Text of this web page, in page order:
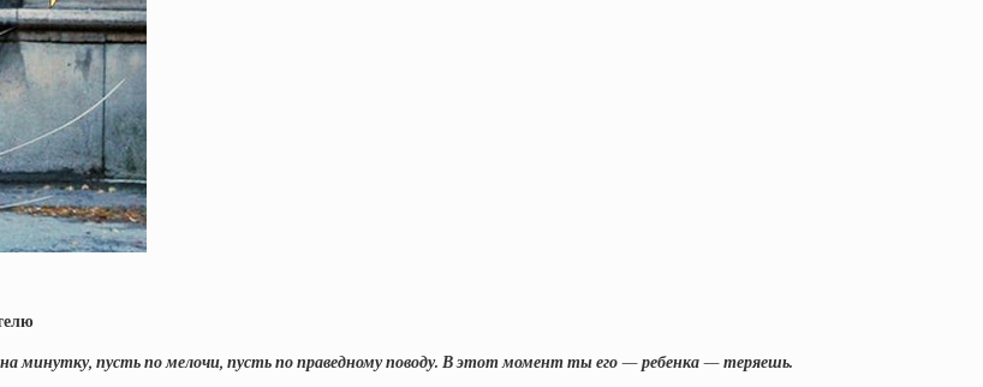
минутку, пусть по мелочи, пусть по праведному поводу. В этот момент ты его — ребенка — теряешь.